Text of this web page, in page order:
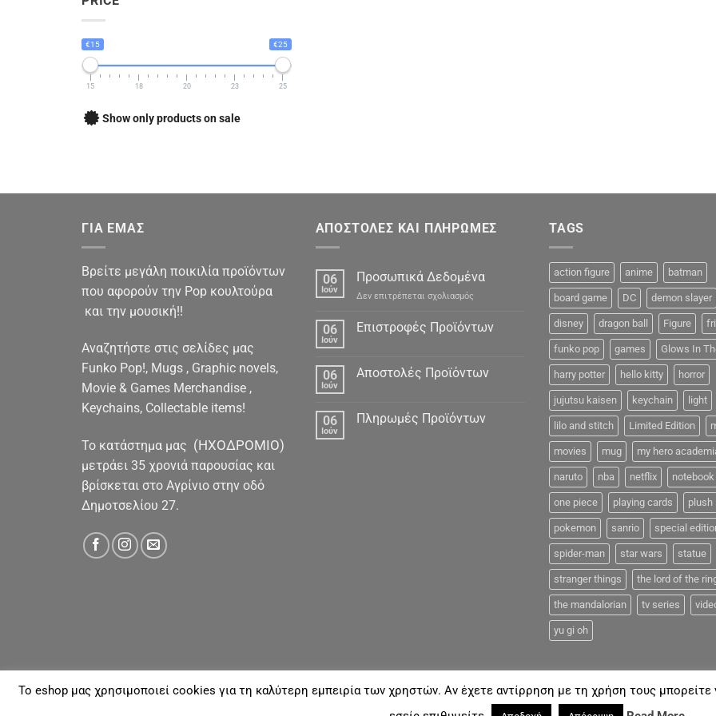
€15 €25
15 18 20 23 25
Show only products on sale
ΓΙΑ ΕΜΑΣ
Βρείτε μεγάλη ποικιλία προϊόντων
που αφορούν την Pop κουλτούρα
και την μουσική!!
Αναζητήστε στις σελίδες μας
Funko Pop!, Mugs , Graphic novels,
Movie & Games Merchandise ,
Keychains, Collectable items!
To κατάστημα μας (ΗΧΟΔΡΟΜΙΟ)
μετράει 35 χρονιά παρουσίας και
βρίσκεται στο Αγρίνιο στην οδό
Δημοτσελίου 27.
ΑΠΟΣΤΟΛΕΣ ΚΑΙ ΠΛΗΡΩΜΕΣ
06
Ιούν
Προσωπικά Δεδομένα
Δεν επιτρέπεται σχολιασμόςστο
Δεδομένα
06
Ιούν
Επιστροφές Προϊόντων
06
Ιούν
Αποστολές Προϊόντων
06
Ιούν
Πληρωμές Προϊόντων
TAGS
action figure anime batman
board game DC demon slayer
disney dragon ball Figure
funko pop games Glows In
harry potter hello kitty horror
jujutsu kaisen keychain light
lilo and stitch Limited Edition
movies mug my hero
naruto nba netflix notebook
one piece playing cards plush
pokemon sanrio special
spider-man star wars statue
stranger things the lord of the
the mandalorian tv series
yu gi oh
ΓΙΑ ΕΜΆΣ ΑΠΟΣΤΟΛΈΣ & ΠΛΗΡΩΜΈΣ ΕΠΙΚΟΙΝΩΝΊΑ FAQ
To eshop μας χρησιμοποιεί cookies για τη καλύτερη εμπειρία των χρηστών. Αν έχετε αντίρρηση με τη χρήση τους μπορείτε